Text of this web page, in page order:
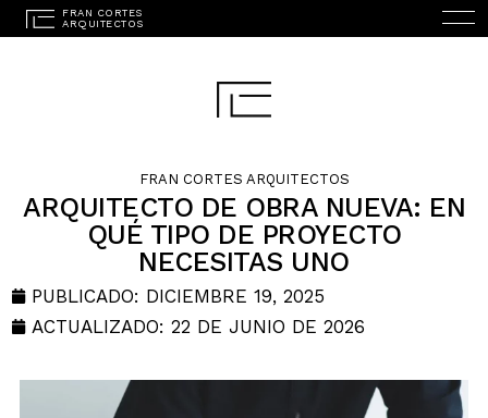
ESTUDIO
PROYECTOS
FRAN CORTES ARQUITECTOS
ARQUITECTO DE OBRA NUEVA: EN
QUÉ TIPO DE PROYECTO
NECESITAS UNO
PUBLICADO: DICIEMBRE 19, 2025
ACTUALIZADO: 22 DE JUNIO DE 2026